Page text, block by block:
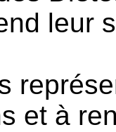
leur
et à